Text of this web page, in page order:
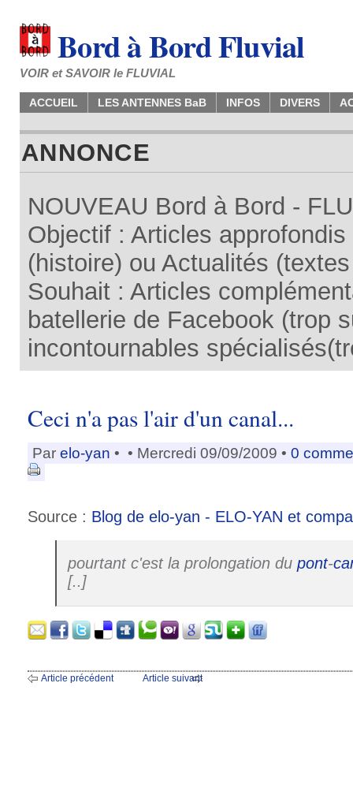
Bord à Bord Fluvial
VOIR et SAVOIR le FLUVIAL
ACCUEIL LES ANTENNES BaB INFOS DIVERS
ANNONCE
NOUVEAU Bord à Bord -
Objectif : Articles
(histoire) ou Actualités
Souhait : Articles
batellerie de Facebook (trop
incontournables
Ceci n'a pas l'air d'un canal...
Par elo-yan • • Mercredi 09/09/2009 • 0
Source : Blog de elo-yan - ELO-YAN et
pourtant c'est la prolongation du pont-
[..]
Article précédent Article suivant